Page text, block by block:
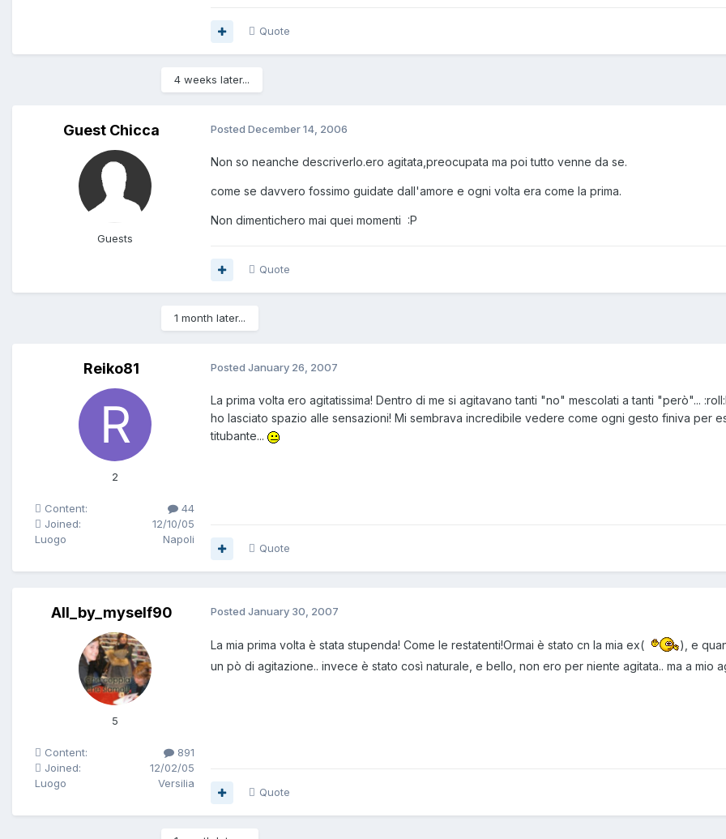
Quote
4 weeks later...
Guest Chicca
Guests
Posted December 14, 2006
Non so neanche descriverlo.ero agitata,preocupata ma poi tutto venne da se.
come se davvero fossimo guidate dall'amore e ogni volta era come la prima.
Non dimentichero mai quei momenti :P
Quote
1 month later...
Reiko81
2
Content:
44
Joined:
12/10/05
Luogo
Napoli
Posted January 26, 2007
La prima volta ero agitatissima! Dentro di me si agitavano tanti "no" mescolati a tanti "però"...
ho lasciato spazio alle sensazioni! Mi sembrava incredibile vedere come ogni gesto finiva per
titubante...
Quote
All_by_myself90
5
Content:
891
Joined:
12/02/05
Luogo
Versilia
Posted January 30, 2007
La mia prima volta è stata stupenda! Come le restatenti!Ormai è stato cn la mia ex(
), e
un pò di agitazione.. invece è stato così naturale, e bello, non ero per niente agitata.. ma a mio
Quote